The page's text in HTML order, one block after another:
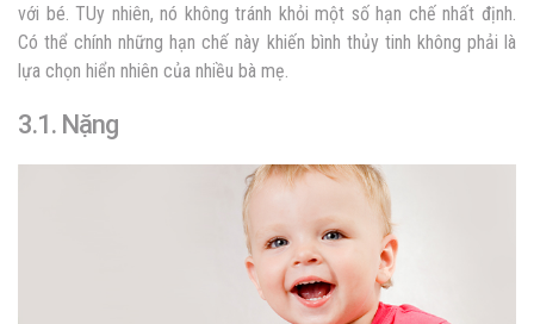
với bé. TUy nhiên, nó không tránh khỏi một số hạn chế nhất định.
Có thể chính những hạn chế này khiến bình thủy tinh không phải là
lựa chọn hiển nhiên của nhiều bà mẹ.
3.1. Nặng